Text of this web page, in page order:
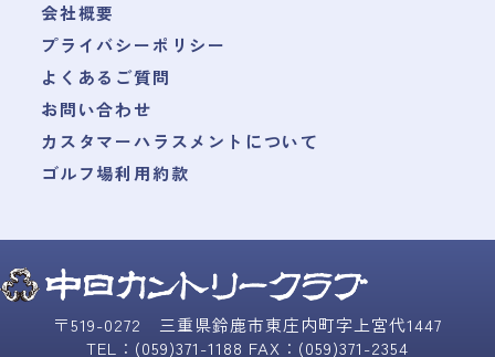
会社概要
プライバシーポリシー
よくあるご質問
お問い合わせ
カスタマーハラスメントについて
ゴルフ場利用約款
〒519-0272 三重県鈴鹿市東庄内町字上宮代1447
TEL：(059)371-1188 FAX：(059)371-2354